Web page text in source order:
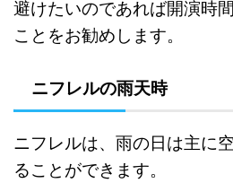
避けたいのであれば開演時
ことをお勧めします。
ニフレルの雨天時
ニフレルは、雨の日は主に
ることができます。